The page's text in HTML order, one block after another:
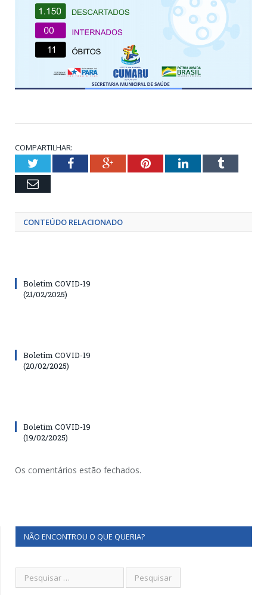
COMPARTILHAR:
TwitterFacebookGoogle+PinterestLinkedInTumblr
Email
CONTEÚDO RELACIONADO
Boletim COVID-19
(21/02/2025)
Boletim COVID-19
(20/02/2025)
Boletim COVID-19
(19/02/2025)
Os comentários estão fechados.
NÃO ENCONTROU O QUE QUERIA?